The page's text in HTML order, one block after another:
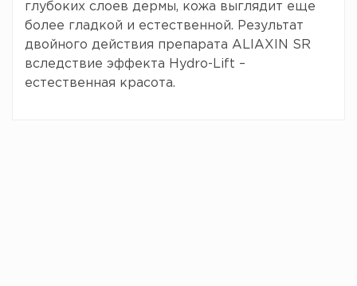
глубоких слоев дермы, кожа выглядит еще
более гладкой и естественной. Результат
двойного действия препарата ALIAXIN SR
вследствие эффекта Hydro-Lift –
естественная красота.